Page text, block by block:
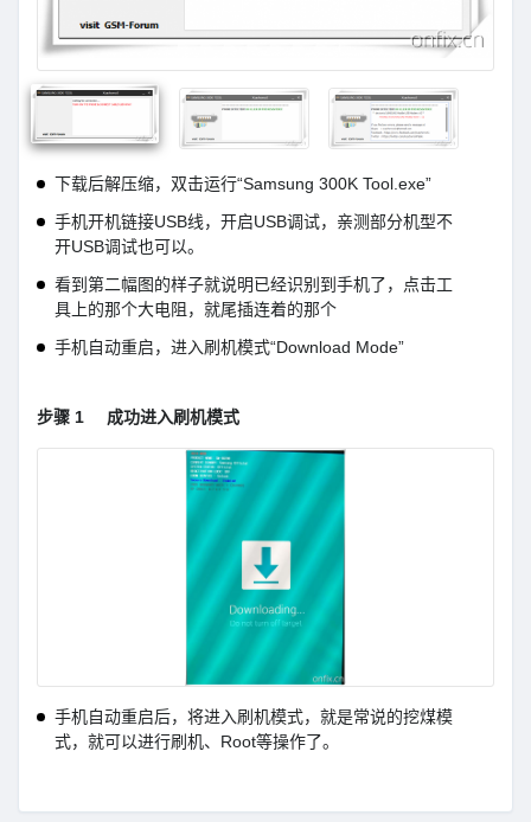
下载后解压缩，双击运行“Samsung 300K Tool.exe”
手机开机链接USB线，开启USB调试，亲测部分机型不
开USB调试也可以。
看到第二幅图的样子就说明已经识别到手机了，点击工
具上的那个大电阻，就尾插连着的那个
手机自动重启，进入刷机模式“Download Mode”
步骤 1 成功进入刷机模式
手机自动重启后，将进入刷机模式，就是常说的挖煤模
式，就可以进行刷机、Root等操作了。